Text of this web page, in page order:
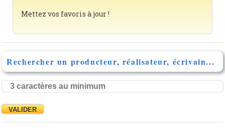
Mettez vos favoris à jour !
Rechercher un producteur, réalisateur, écrivain...